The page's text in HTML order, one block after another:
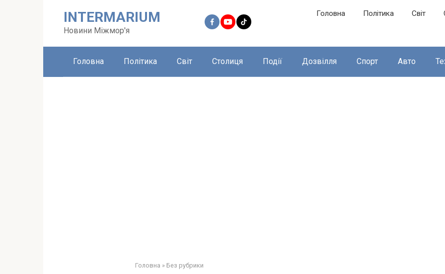
INTERMARIUM
Новини Міжмор'я
Головна Політика Світ
Головна Політика Світ Столиця Події Дозвілля Спорт Авто
Головна » Без рубрики